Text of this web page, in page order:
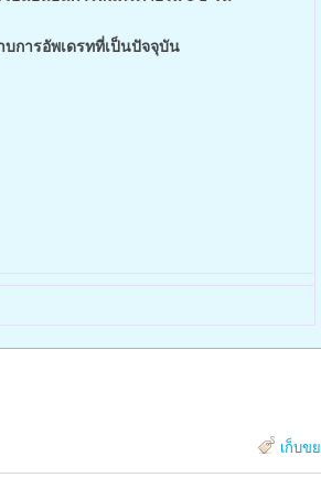
บการอัพเดรทที่เป็นปัจจุบัน
เก็บข